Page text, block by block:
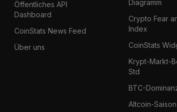
Öffentliches API
Dashboard
CoinStats News Feed
Über uns
Diagramm
Crypto Fear
Index
CoinStats
Krypt-Markt-
Std
BTC-
Altcoin-